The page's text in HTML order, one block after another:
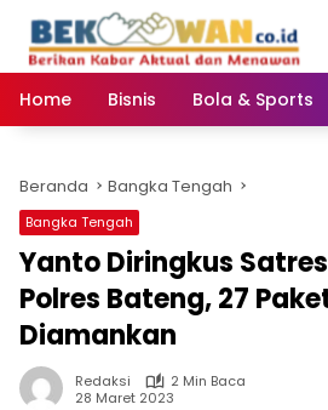
konten
Home
Bisnis Bola & Sports
Beranda Bangka Tengah
Bangka Tengah
Yanto Diringkus
Polres Bateng, 27
Diamankan
Redaksi
2 Min Baca
28 Maret 2023